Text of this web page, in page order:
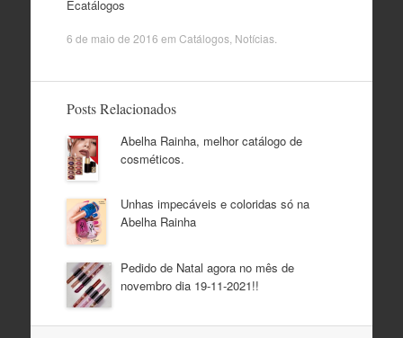
Ecatálogos
6 de maio de 2016 em Catálogos, Notícias.
Posts Relacionados
Abelha Rainha, melhor catálogo de
cosméticos.
Unhas impecáveis e coloridas só na
Abelha Rainha
Pedido de Natal agora no mês de
novembro dia 19-11-2021!!